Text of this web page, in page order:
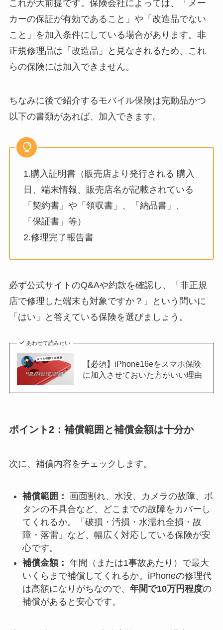
これが大前提です。保険会社によっては、「メー
カーの保証が有効であること」や「改造品でない
こと」を加入条件にしている場合があります。非
正規修理品は「改造品」と見なされるため、これ
らの保険には加入できません。
ちなみに後で紹介するモバイル保険は完動品かつ
以下の書類があれば、加入できます。
1.購入証明書（販売店より発行される 購入
日、端末情報、販売店名が記載されている
「契約書」や「領収書」、「納品書」、
「保証書」等）
2.修理完了報告書
必ず公式サイトのQ&Aや約款を確認し、「非正規
店で修理した端末も対象ですか？」という問いに
「はい」と答えている保険を選びましょう。
あわせて読みたい
【必須】iPhone16eをスマホ保険
に加入させておいた方がいい理由
ポイント2：補償範囲と補償金額は十分か
次に、補償内容をチェックします。
補償範囲：
画面割れ、水没、カメラの故障、ボ
タンの不具合など、どこまでの故障をカバーし
てくれるか。「破損・汚損・水濡れ全損・故
障・落雷」など、幅広く対応している保険が安
心です。
補償金額： 年間（または1事故あたり）で最大
いくらまで補償してくれるか。iPhoneの修理代
は高額になりがちなので、 年間で10万円程度の
補償があると安心です。